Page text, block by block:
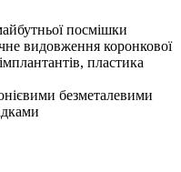
посмішки
видовження коронкової
пластика
безметалевими